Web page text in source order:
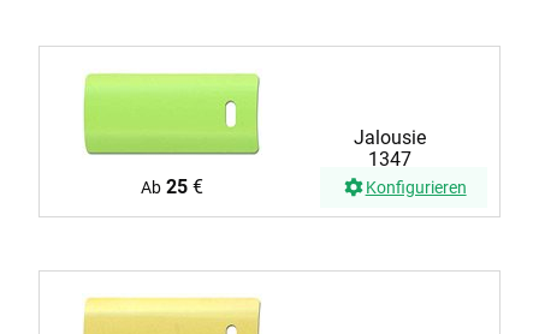
Jalousie
1347
Ab 25€ Konfigurieren